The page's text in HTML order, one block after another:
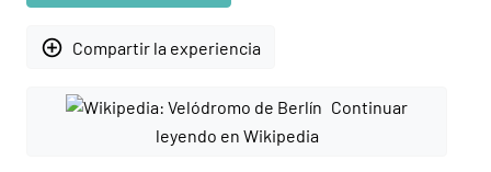
add_circle_outline Compartir la experiencia
Continuar
leyendo en Wikipedia